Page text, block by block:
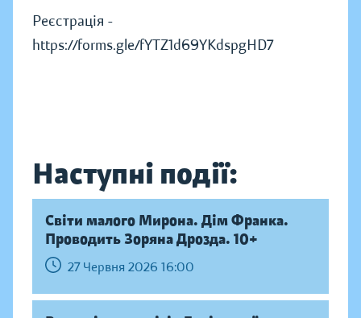
Реєстрація -
https://forms.gle/fYTZ1d69YKdspgHD7
Наступні події:
Світи малого Мирона. Дім Франка.
Проводить Зоряна Дрозда. 10+
27 Червня 2026 16:00